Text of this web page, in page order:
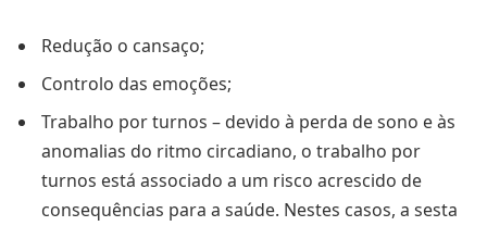
Redução o cansaço;
Controlo das emoções;
Trabalho por turnos – devido à perda de sono e às
anomalias do ritmo circadiano, o trabalho por
turnos está associado a um risco acrescido de
consequências para a saúde. Nestes casos, a sesta